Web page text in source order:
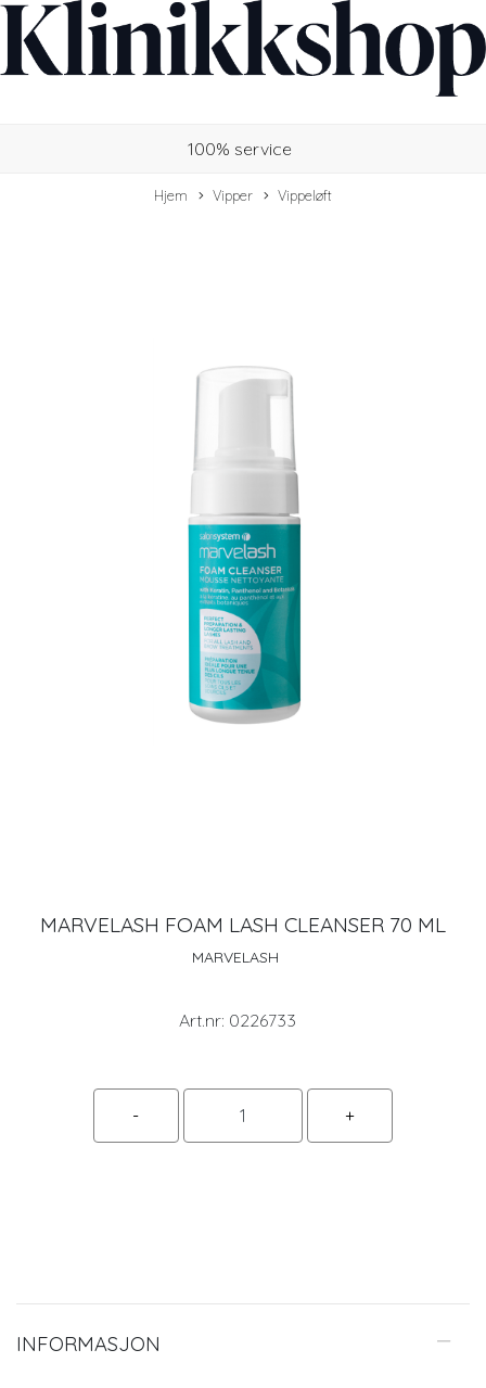
100% service
Hjem Vipper Vippeløft
MARVELASH FOAM LASH CLEANSER 70 ML
MARVELASH
Art.nr: 0226733
INFORMASJON